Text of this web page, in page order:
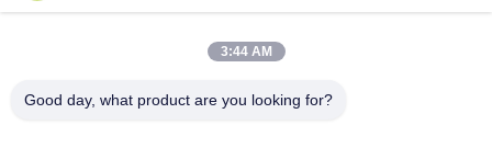
3:44 AM
Good day, what product are you looking for?